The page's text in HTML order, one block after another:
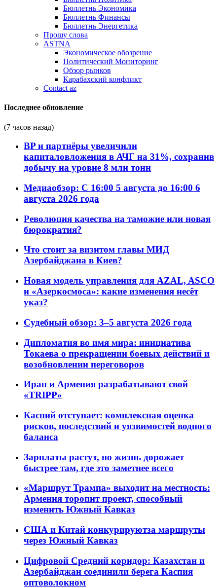
Бюллетнь Экономика
Бюллетнь Финансы
Бюллетнь Энергетика
Прошу слова
ASTNA
Экономическое обозрение
Политический Мониторинг
Обзор рынков
Карабахский конфликт
Contact az
Последнее обновление
(7 часов назад)
BP и партнёры увеличили
капиталовложения в АЧГ на 31%, сохранив
добычу на уровне 8 млн тонн
Медиаобзор: С 16:00 5 августа до 16:00 6
августа 2026 года
Революция качества на таможне или новая
бюрократия?
Что стоит за визитом главы МИД
Азербайджана в Киев?
Новая модель управления для AZAL, ASCO
и «Азеркосмоса»: какие изменения несёт
указ?
Судебный обзор: 3–5 августа 2026 года
Дипломатия во имя мира: инициатива
Токаева о прекращении боевых действий и
возобновлении переговоров
Иран и Армения разрабатывают свой
«TRIPP»
Каспий отступает: комплексная оценка
рисков, последствий и уязвимостей водного
баланса
Зарплаты растут, но жизнь дорожает
быстрее там, где это заметнее всего
«Маршрут Трампа» выходит на местность:
Армения торопит проект, способный
изменить Южный Кавказ
США и Китай конкурируютза маршруты
через Южный Кавказ
Цифровой Средний коридор: Казахстан и
Азербайджан соединили берега Каспия
оптоволокном